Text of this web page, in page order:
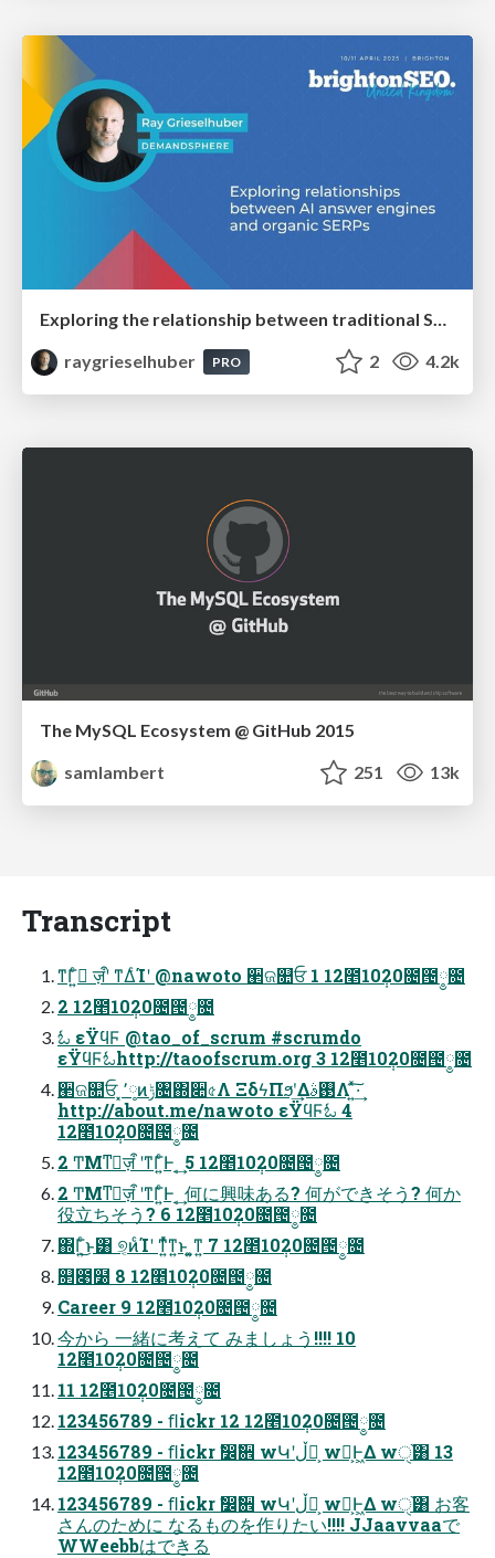
raygrieselhuber
PRO 2 4.2k
The MySQL Ecosystem @ GitHub 2015
samlambert
251 13k
Transcript
ͳΓ͍ͨ ٕज़ऀʹ ͳΔͨΊʹ @nawoto ੢ଜ௚ਓ 1 12೥10݄20೔౔༵೔
2 12೥10݄20೔౔༵೔
ಓ εΫϥϜ @tao_of_scrum #scrumdo
εΫϥϜಓhttp://taoofscrum.org 3 12೥10݄20೔౔༵೔
੢ଜ௚ਓ ͓٬༷ͷݱ৔΍૊৫Λ ΞδϟΠϧʹ͢Δ࢓ࣄΛ ͍ͯ͠·͢
http://about.me/nawoto εΫϥϜಓ 4
12೥10݄20೔౔༵೔
2 ͲΜͳٕज़ऀ ʹͳΓ͍ͨͰ ͔͢ 5 12೥10݄20೔౔༵೔
2 ͲΜͳٕज़ऀ ʹͳΓ͍ͨͰ ͔͢ 何に興味ある? 何ができそう? 何か
役立ちそう? 6 12೥10݄20೔౔༵೔
΍Γ͍ͨ͜ͱ͸ ୭͔ͷͨΊʹ ͳ͍ͬͯͳ͍ͱ ͍͚ͳ͍ 7 12೥10݄20೔౔༵೔
௒೉໰ 8 12೥10݄20೔౔༵೔
Career 9 12೥10݄20೔౔༵೔
今から 一緒に考えて みましょう!!!! 10
12೥10݄20೔౔༵೔
11 12೥10݄20೔౔༵೔
123456789 - ﬂickr 12 12೥10݄20೔౔༵೔
123456789 - ﬂickr ࣗ෼ࣗ਎ wԿʹڵຯ͕ wԿ͕Ͱ͖Δ wੑ֨͸ 13
12೥10݄20೔౔༵೔
123456789 - ﬂickr ࣗ෼ࣗ਎ wԿʹڵຯ͕ wԿ͕Ͱ͖Δ wੑ֨͸ お客
さんのために なるものを作りたい!!!! JJaavvaaで
WWeebbはできる